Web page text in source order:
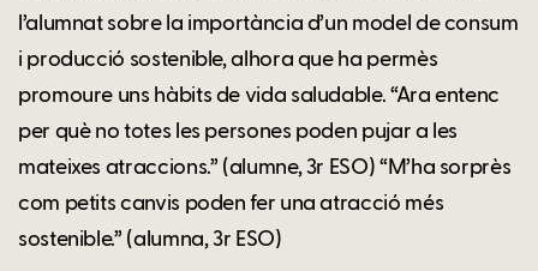
l’alumnat sobre la importància d’un model de consum
i producció sostenible, alhora que ha permès
promoure uns hàbits de vida saludable. “Ara entenc
per què no totes les persones poden pujar a les
mateixes atraccions.” (alumne, 3r ESO) “M’ha sorprès
com petits canvis poden fer una atracció més
sostenible.” (alumna, 3r ESO)